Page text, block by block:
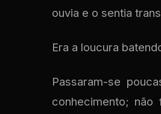
ouvia e o sentia
Era a loucura
Passaram-se
conhecimento; não